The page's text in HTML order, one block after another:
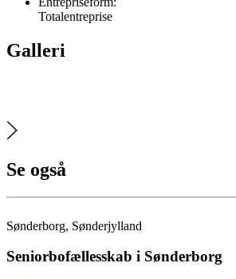
Totalentreprise
Galleri
Se også
Sønderborg, Sønderjylland
Seniorbofællesskab i Sønderborg